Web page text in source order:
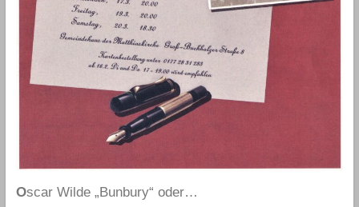
Oscar Wilde „Bunbury“ oder…